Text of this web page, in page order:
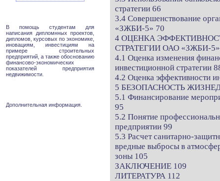
В помощь студентам для
написания дипломнных проектов,
дипломов, курсовых по экономике,
иновациям, инвестициям на
примере строительных
предприятий, а также обоснованию
финансово-экономических
показателей предприятия
недвижимости.
Дополнительная информация.
стратегии 66
3.4 Совершенствование
«ЗЖБИ-5» 70
4 ОЦЕНКА
СТРАТЕГИИ ОАО «ЗЖБИ-5»
4.1 Оценка изменения
инвестиционной стратегии
4.2 Оценка эффективности
5 БЕЗОПАСНОСТЬ
5.1 Финансирование
95
5.2 Понятие
предприятии 99
5.3 Расчет санитарно-
вредные выбросы в
зоны 105
ЗАКЛЮЧЕНИЕ 109
ЛИТЕРАТУРА 112